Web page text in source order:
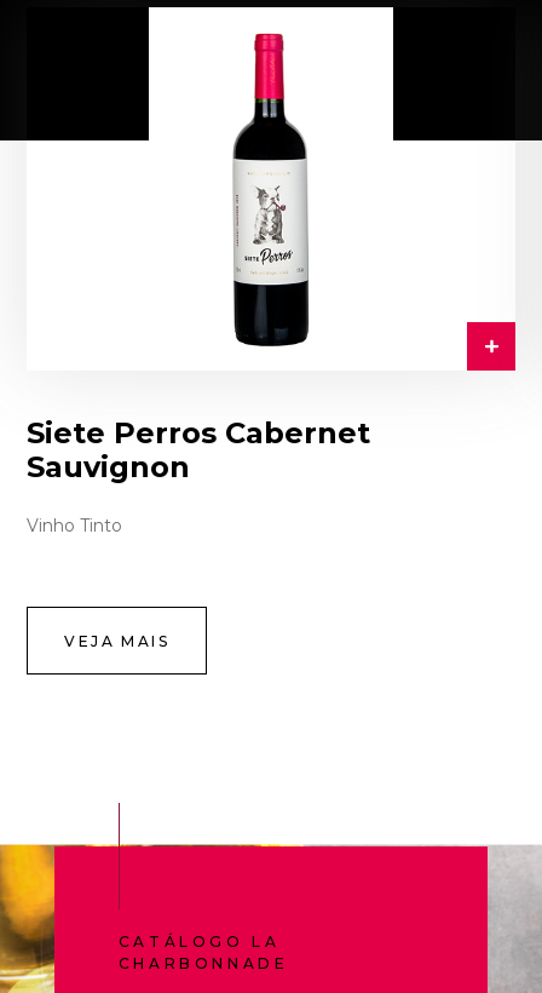
Siete Perros Cabernet
Sauvignon
Vinho Tinto
VEJA MAIS
CATÁLOGO LA
CHARBONNADE